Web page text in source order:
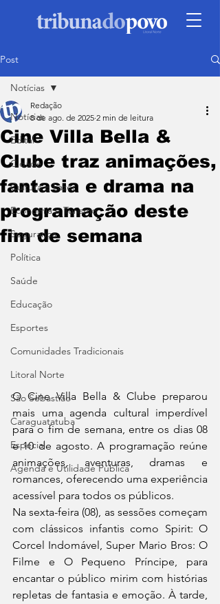
Post
Notícias
Edital
Cidade
Cultura e Lazer
Economia e Turismo
Segurança
Política
Saúde
Educação
Esportes
Comunidades Tradicionais
Litoral Norte
São Sebastião
Caraguatatuba
Especial
Agenda e Utilidade Pública
Notícias
Cine Villa Bella &
Clube traz animações,
fantasia e drama na
programação deste
fim de semana
Redação
8 de ago. de 2025 2 min de leitura
O Cine Villa Bella & Clube preparou
mais uma agenda cultural imperdível
para o fim de semana, entre os dias 08
e 10 de agosto. A programação reúne
animações, aventuras, dramas e
romances, oferecendo uma experiência
acessível para todos os públicos.
Na sexta-feira (08), as sessões começam
com clássicos infantis como Spirit: O
Corcel Indomável, Super Mario Bros: O
Filme e O Pequeno Príncipe, para
encantar o público mirim com histórias
repletas de fantasia e emoção. À tarde,